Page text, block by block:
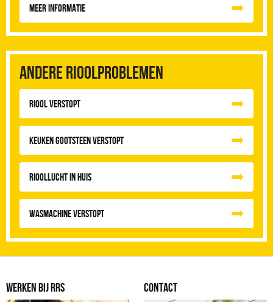
Meer informatie
Andere rioolproblemen
Riool Verstopt
Keuken Gootsteen Verstopt
Rioollucht in huis
Wasmachine verstopt
WERKEN BIJ RRS CONTACT